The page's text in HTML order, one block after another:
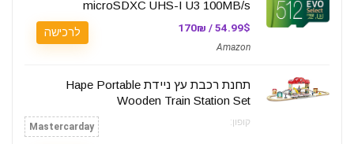
microSDXC UHS-I U3 100MB/s
54.99$ / 170₪
Amazon
לרכישה
תחנת רכבת עץ ניידת Hape Portable
Wooden Train Station Set
קופון: Mastercarday